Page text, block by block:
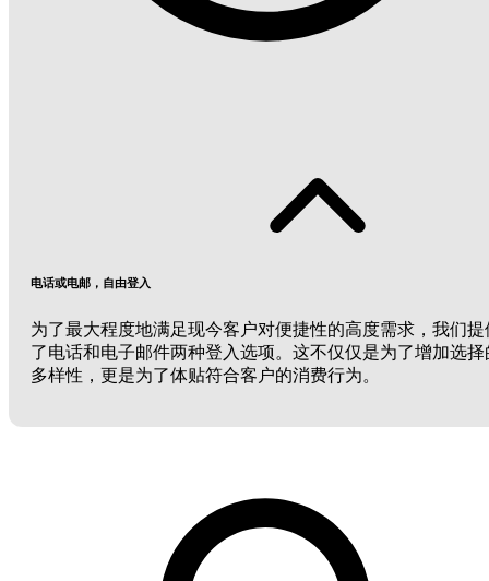
电话或电邮，自由登入
为了最大程度地满足现今客户对便捷性的高度需求，我们提
了电话和电子邮件两种登入选项。这不仅仅是为了增加选择
多样性，更是为了体贴符合客户的消费行为。